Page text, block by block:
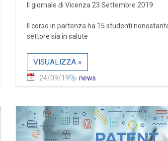
Il giornale di Vicenza 23 Settembre 2019
Il corso in partenza ha 15 studenti
settore sia in salute
VISUALIZZA »
24/09/19 news